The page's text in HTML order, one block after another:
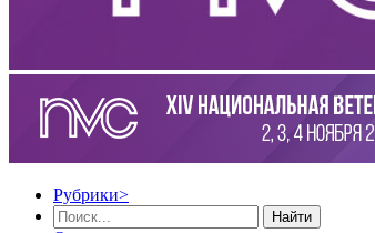
Рубрики>
Найти